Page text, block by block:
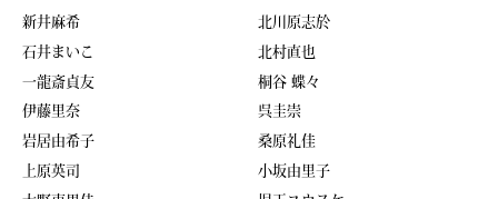
新井麻希
石井まいこ
一龍斎貞友
伊藤里奈
岩居由希子
上原英司
北川原志於
北村直也
桐谷 蝶々
呉圭崇
桑原礼佳
小坂由里子